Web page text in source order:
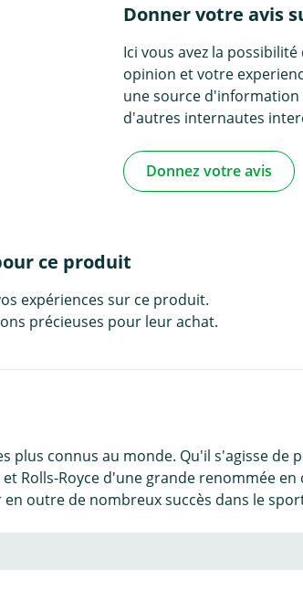
Donner votre avis
Ici vous avez la
opinion et votre
une source
d'autres internautes
Donnez votre avis
ce produit
expériences sur ce produit.
précieuses pour leur achat.
connus au monde. Qu'il s'agisse de
Rolls-Royce d'une grande renommée en
outre de nombreux succès dans le